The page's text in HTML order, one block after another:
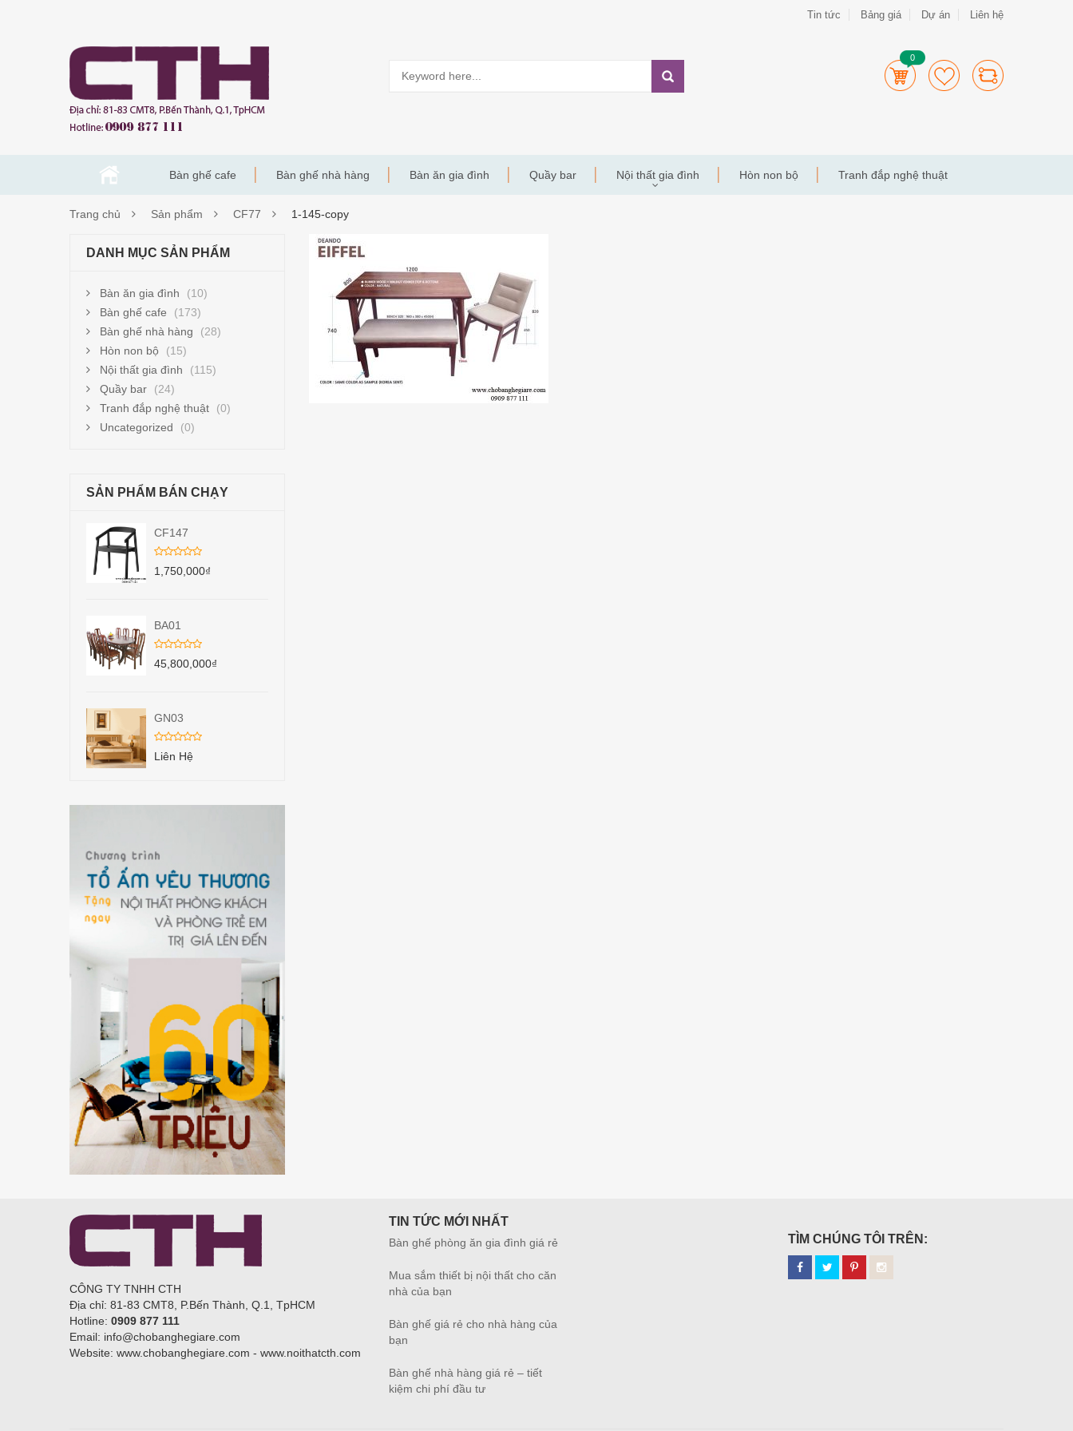
Tin tức Bảng giá Dự án Liên hệ
0
Bàn ghế cafe Bàn ghế nhà hàng Bàn ăn gia đình Quầy bar Nội thất gia đình Hòn non bộ Tranh đắp nghệ thuật
Trang chủ Sản phẩm CF77 1-145-copy
1-
145-
COPY
DANH MỤC SẢN PHẨM
Bàn ăn gia đình
(10)
Bàn ghế cafe
(173)
Bàn ghế nhà hàng
(28)
Hòn non bộ
(15)
Nội thất gia đình
(115)
Quầy bar
(24)
Tranh đắp nghệ thuật
(0)
Uncategorized
(0)
SẢN PHẨM BÁN CHẠY
CF147
1,750,000₫
BA01
45,800,000₫
GN03
Liên Hệ
CÔNG TY TNHH CTH
Địa chỉ: 81-83 CMT8, P.Bến Thành, Q.1, TpHCM
Hotline: 0909 877 111
Email: info@chobanghegiare.com
Website: www.chobanghegiare.com - www.noithatcth.com
TIN TỨC MỚI NHẤT
Bàn ghế phòng ăn gia đình giá rẻ
Mua sắm thiết bị nội thất cho căn
nhà của bạn
Bàn ghế giá rẻ cho nhà hàng của
bạn
Bàn ghế nhà hàng giá rẻ – tiết
kiệm chi phí đầu tư
TÌM CHÚNG TÔI TRÊN: